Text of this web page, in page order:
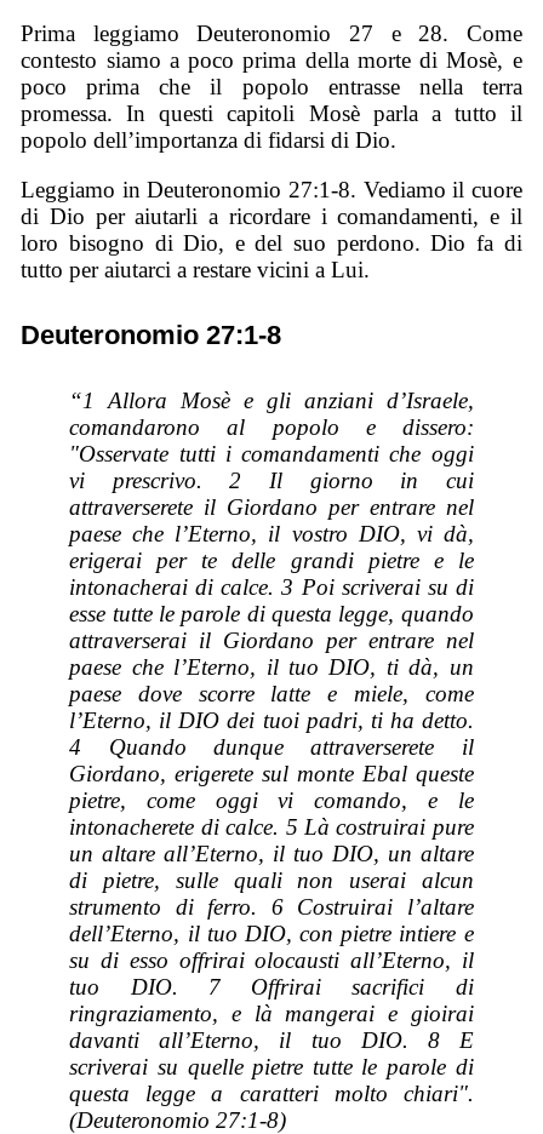
Prima leggiamo Deuteronomio 27 e 28. Come
contesto siamo a poco prima della morte di Mosè, e
poco prima che il popolo entrasse nella terra
promessa. In questi capitoli Mosè parla a tutto il
popolo dell’importanza di fidarsi di Dio.
Leggiamo in Deuteronomio 27:1-8. Vediamo il cuore
di Dio per aiutarli a ricordare i comandamenti, e il
loro bisogno di Dio, e del suo perdono. Dio fa di
tutto per aiutarci a restare vicini a Lui.
Deuteronomio 27:1-8
“1 Allora Mosè e gli anziani d’Israele,
comandarono al popolo e dissero:
"Osservate tutti i comandamenti che oggi
vi prescrivo. 2 Il giorno in cui
attraverserete il Giordano per entrare nel
paese che l’Eterno, il vostro DIO, vi dà,
erigerai per te delle grandi pietre e le
intonacherai di calce. 3 Poi scriverai su di
esse tutte le parole di questa legge, quando
attraverserai il Giordano per entrare nel
paese che l’Eterno, il tuo DIO, ti dà, un
paese dove scorre latte e miele, come
l’Eterno, il DIO dei tuoi padri, ti ha detto.
4 Quando dunque attraverserete il
Giordano, erigerete sul monte Ebal queste
pietre, come oggi vi comando, e le
intonacherete di calce. 5 Là costruirai pure
un altare all’Eterno, il tuo DIO, un altare
di pietre, sulle quali non userai alcun
strumento di ferro. 6 Costruirai l’altare
dell’Eterno, il tuo DIO, con pietre intiere e
su di esso offrirai olocausti all’Eterno, il
tuo DIO. 7 Offrirai sacrifici di
ringraziamento, e là mangerai e gioirai
davanti all’Eterno, il tuo DIO. 8 E
scriverai su quelle pietre tutte le parole di
questa legge a caratteri molto chiari".
(Deuteronomio 27:1-8)